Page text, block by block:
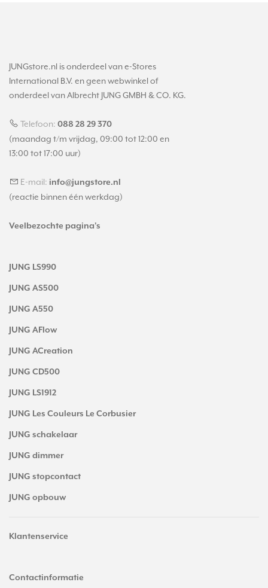
JUNGstore.nl is onderdeel van e-Stores
International B.V. en geen webwinkel of
onderdeel van Albrecht JUNG GMBH & CO. KG.
Telefoon: 088 28 29 370
(maandag t/m vrijdag, 09:00 tot 12:00 en
13:00 tot 17:00 uur)
E-mail: info@jungstore.nl
(reactie binnen één werkdag)
Veelbezochte pagina's
JUNG LS990
JUNG AS500
JUNG A550
JUNG AFlow
JUNG ACreation
JUNG CD500
JUNG LS1912
JUNG Les Couleurs Le Corbusier
JUNG schakelaar
JUNG dimmer
JUNG stopcontact
JUNG opbouw
Klantenservice
Contactinformatie